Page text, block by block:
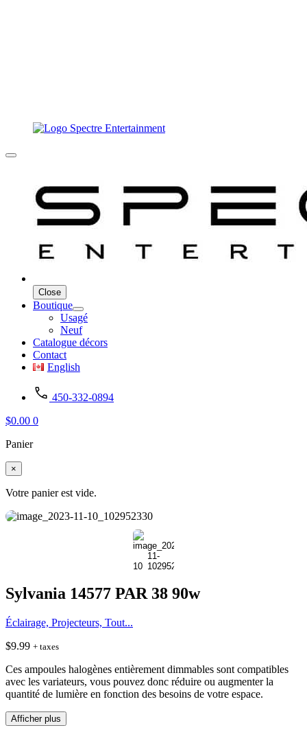
Close
Boutique
Usagé
Neuf
Catalogue décors
Contact
English
450-332-0894
$0.00 0
Panier
×
Votre panier est vide.
Sylvania 14577 PAR 38 90w
Éclairage, Projecteurs, Tout...
$9.99 + taxes
Ces ampoules halogènes entièrement dimmables sont compatibles
avec les variateurs, vous pouvez donc réduire ou augmenter la
quantité de lumière en fonction des besoins de votre espace.
Afficher plus